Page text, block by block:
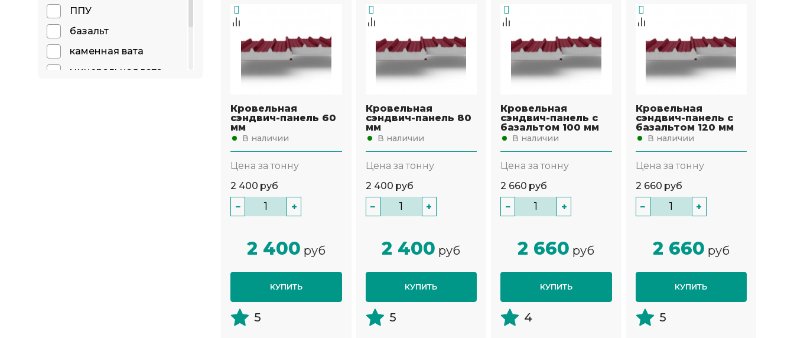
ППУ
базальт
каменная вата
минеральная вата
Кровельная
сэндвич-панель 60
мм
В наличии
Цена за тонну
2 400 руб
−
+
2 400 руб
КУПИТЬ
5
Кровельная
сэндвич-панель 80
мм
В наличии
Цена за тонну
2 400 руб
−
+
2 400 руб
КУПИТЬ
5
Кровельная
сэндвич-панель с
базальтом 100 мм
В наличии
Цена за тонну
2 660 руб
−
+
2 660 руб
КУПИТЬ
4
Кровельная
сэндвич-панель с
базальтом 120 мм
В наличии
Цена за тонну
2 660 руб
−
+
2 660 руб
КУПИТЬ
5